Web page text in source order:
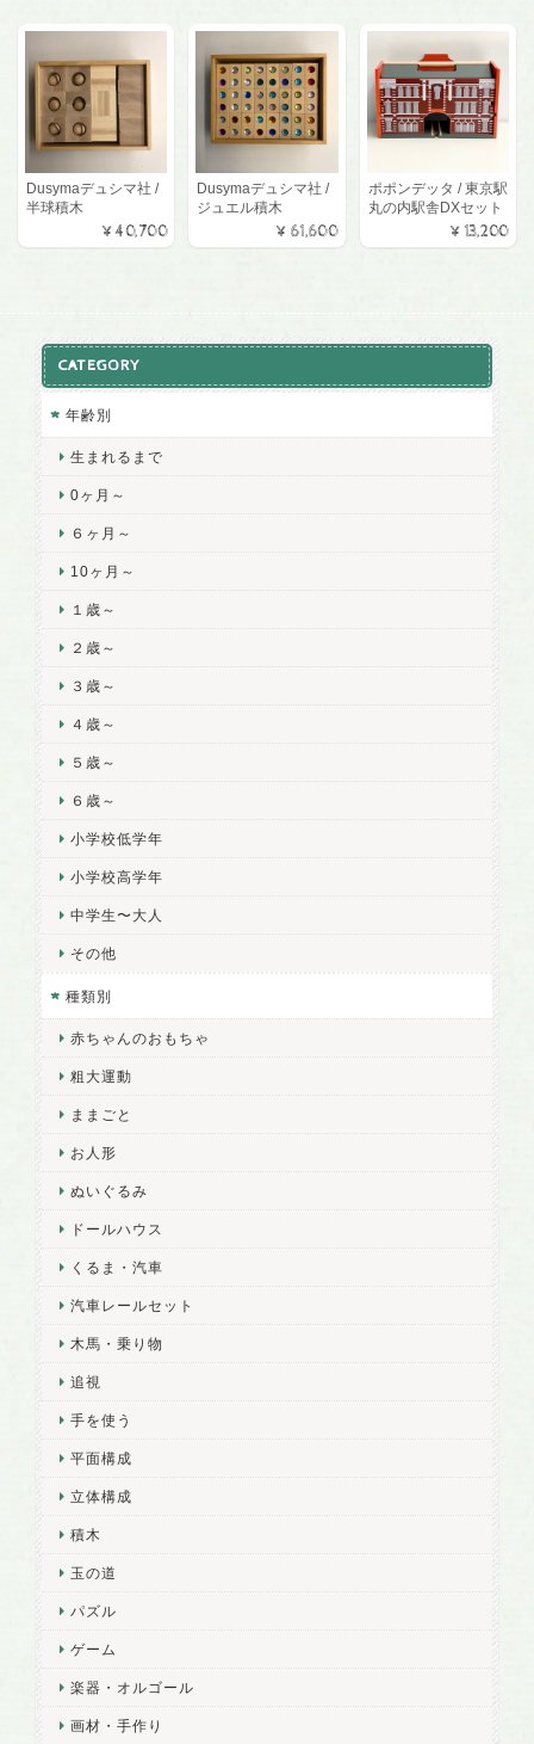
Dusymaデュシマ社 /
半球積木
¥40,700
Dusymaデュシマ社 /
ジュエル積木
¥61,600
ポポンデッタ / 東京駅
丸の内駅舎DXセット
¥13,200
CATEGORY
年齢別
生まれるまで
0ヶ月～
６ヶ月～
10ヶ月～
１歳～
２歳～
３歳～
４歳～
５歳～
６歳～
小学校低学年
小学校高学年
中学生〜大人
その他
種類別
赤ちゃんのおもちゃ
粗大運動
ままごと
お人形
ぬいぐるみ
ドールハウス
くるま・汽車
汽車レールセット
木馬・乗り物
追視
手を使う
平面構成
立体構成
積木
玉の道
パズル
ゲーム
楽器・オルゴール
画材・手作り